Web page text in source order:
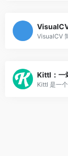
VisualCV
Kittl：一